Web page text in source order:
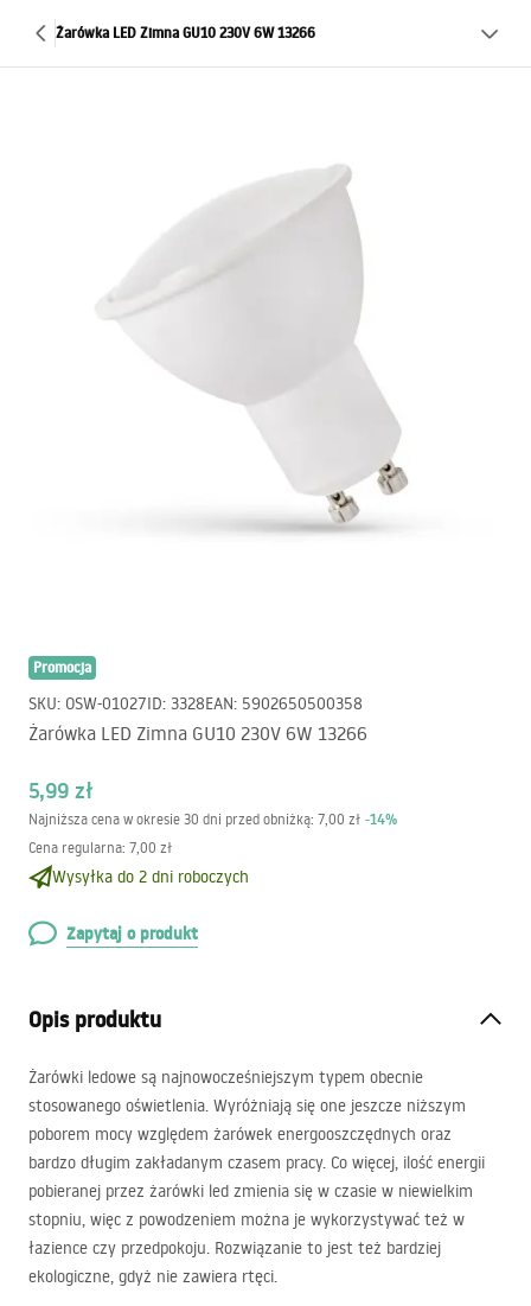
Żarówka LED Zimna GU10 230V 6W 13266
Promocja
SKU: OSW-01027ID: 3328EAN: 5902650500358
Żarówka LED Zimna GU10 230V 6W 13266
5,99 zł
Najniższa cena w okresie 30 dni przed obniżką: 7,00 zł -14%
Cena regularna: 7,00 zł
Wysyłka do 2 dni roboczych
Zapytaj o produkt
Opis produktu
Żarówki ledowe są najnowocześniejszym typem obecnie
stosowanego oświetlenia. Wyróżniają się one jeszcze niższym
poborem mocy względem żarówek energooszczędnych oraz
bardzo długim zakładanym czasem pracy. Co więcej, ilość energii
pobieranej przez żarówki led zmienia się w czasie w niewielkim
stopniu, więc z powodzeniem można je wykorzystywać też w
łazience czy przedpokoju. Rozwiązanie to jest też bardziej
ekologiczne, gdyż nie zawiera rtęci.